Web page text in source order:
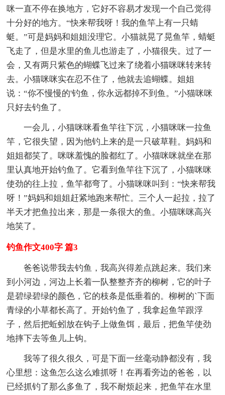
咪一直不停在换地方，它好不容易才发现一个自己觉得
十分好的地方。“快来帮我呀！我的鱼竿上有一只蜻
蜓。”可是妈妈和姐姐没理它。小猫就晃了晃鱼竿，蜻蜓
飞走了，但是水里的鱼儿也游走了，小猫很失。过了一
会，又有两只紫色的蝴蝶飞过来了绕着小猫咪咪转来转
去。小猫咪咪实在忍不住了，他就去追蝴蝶。姐姐
说：“你不慢慢的'钓鱼，你永远都掉不到鱼。”小猫咪咪
只好去钓鱼了。
一会儿，小猫咪咪看鱼竿往下沉，小猫咪咪一拉鱼
竿，它很失望，因为他钓上来的是一只破草鞋。妈妈和
姐姐都笑了。咪咪羞愧的脸都红了。小猫咪咪就坐在那
里认真地开始钓鱼了。它看到鱼竿往下沉了，小猫咪咪
使劲的往上拉，鱼竿都弯了。小猫咪咪叫到：“快来帮我
呀！”妈妈和姐姐赶紧地跑来帮忙。三个人一起拉，拉了
半天才把鱼拉出来，那是一条很大的鱼。小猫咪咪高兴
地笑了。
钓鱼作文400字 篇3
爸爸说带我去钓鱼，我高兴得差点跳起来。我们来
到小河边，河边上长着一队整整齐齐的柳树，它的叶子
是碧绿碧绿的颜色，它的枝条是低垂着的。柳树的`下面
青绿的小草都长高了。开始钓鱼了，我拿起鱼竿跟浮
子，然后把蚯蚓放在钩子上做鱼饵，最后，把鱼竿使劲
地摔下去等鱼儿上钩。
我等了很久很久，可是下面一丝毫动静都没有，我
心里想：这鱼怎么这么难抓呀！在再看旁边的爸爸，以
已经抓钓了那么多鱼了，我不耐烦起来，把鱼竿在水里